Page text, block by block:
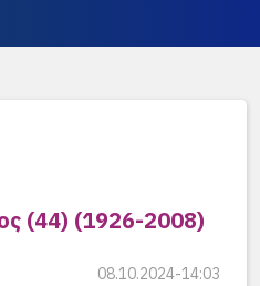
(44) (1926-2008)
08.10.2024-14:03